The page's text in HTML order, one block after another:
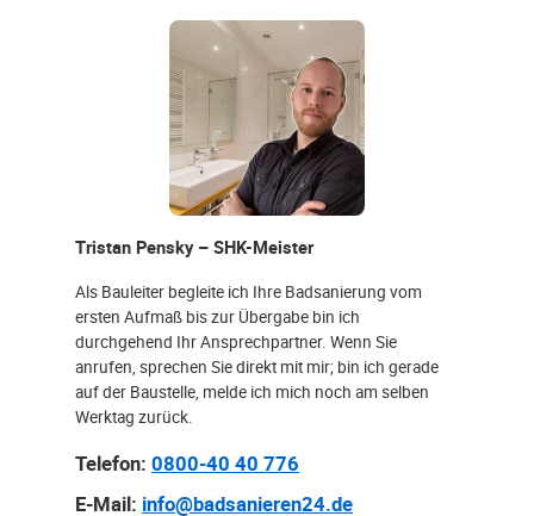
Tristan Pensky – SHK-Meister
Als Bauleiter begleite ich Ihre Badsanierung vom
ersten Aufmaß bis zur Übergabe bin ich
durchgehend Ihr Ansprechpartner. Wenn Sie
anrufen, sprechen Sie direkt mit mir; bin ich gerade
auf der Baustelle, melde ich mich noch am selben
Werktag zurück.
Telefon: 0800-40 40 776
E-Mail: info@badsanieren24.de